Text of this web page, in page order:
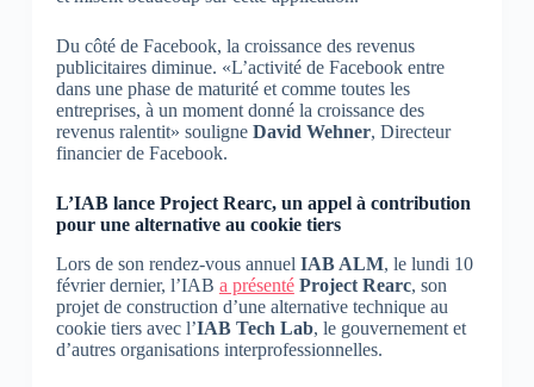
Du côté de Facebook, la croissance des revenus
publicitaires diminue. «L’activité de Facebook entre
dans une phase de maturité et comme toutes les
entreprises, à un moment donné la croissance des
revenus ralentit» souligne David Wehner, Directeur
financier de Facebook.
L’IAB lance Project Rearc, un appel à contribution
pour une alternative au cookie tiers
Lors de son rendez-vous annuel IAB ALM, le lundi 10
février dernier, l’IAB a présenté Project Rearc, son
projet de construction d’une alternative technique au
cookie tiers avec l’IAB Tech Lab, le gouvernement et
d’autres organisations interprofessionnelles.